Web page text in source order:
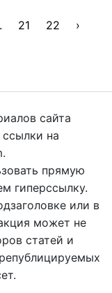
21 22 ›
сайта
на
прямую
гиперссылку.
или в
может не
статей и